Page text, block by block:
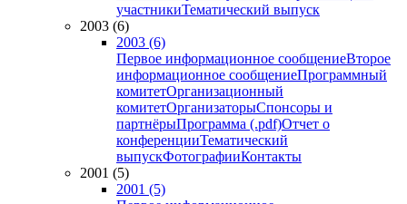
участникиТематический выпуск
2003 (6)
2003 (6)
Первое информационное сообщениеВторое
информационное сообщениеПрограммный
комитетОрганизационный
комитетОрганизаторыСпонсоры и
партнёрыПрограмма (.pdf)Отчет о
конференцииТематический
выпускФотографииКонтакты
2001 (5)
2001 (5)